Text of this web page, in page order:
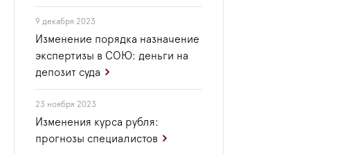
9 декабря 2023
Изменение порядка назначение
экспертизы в СОЮ: деньги на
депозит суда
23 ноября 2023
Изменения курса рубля:
прогнозы специалистов